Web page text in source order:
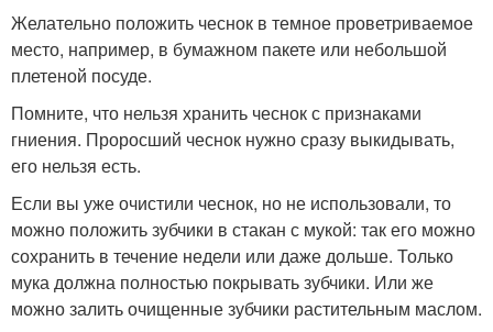
Желательно положить чеснок в темное проветриваемое
место, например, в бумажном пакете или небольшой
плетеной посуде.
Помните, что нельзя хранить чеснок с признаками
гниения. Проросший чеснок нужно сразу выкидывать,
его нельзя есть.
Если вы уже очистили чеснок, но не использовали, то
можно положить зубчики в стакан с мукой: так его можно
сохранить в течение недели или даже дольше. Только
мука должна полностью покрывать зубчики. Или же
можно залить очищенные зубчики растительным маслом.